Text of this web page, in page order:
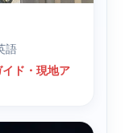
語
ド・現地ア